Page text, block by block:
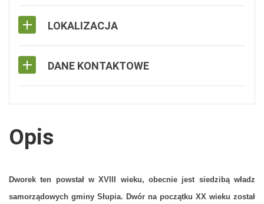
LOKALIZACJA
DANE KONTAKTOWE
Opis
Dworek ten powstał w XVIII wieku, obecnie jest siedzibą władz
samorządowych gminy Słupia. Dwór na początku XX wieku został